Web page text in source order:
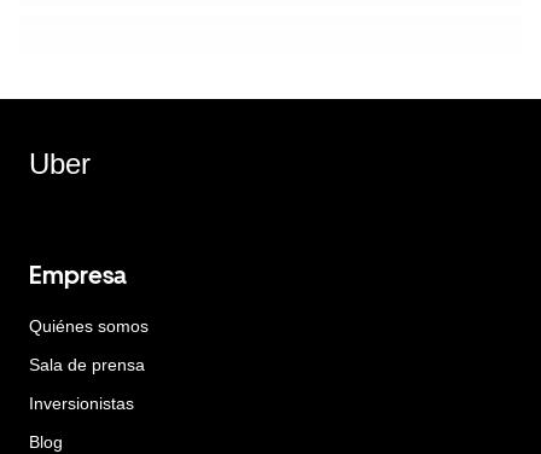
Uber
Empresa
Quiénes somos
Sala de prensa
Inversionistas
Blog